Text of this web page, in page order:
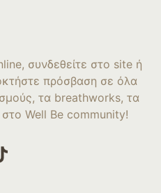
συνδεθείτε στο site ή
πρόσβαση σε όλα
τα breathworks, τα
Well Be community!